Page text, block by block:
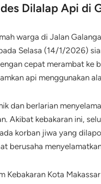
Dilalap Api di
warga di Jalan
Selasa (14/1/2026)
cepat merambat ke
api menggunakan
dan berlarian
Akibat kebakaran ini,
korban jiwa yang
berusaha
Kebakaran Kota